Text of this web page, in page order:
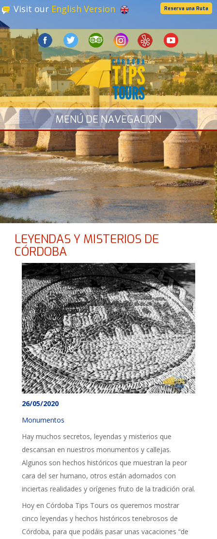
Visit our English Version Reserva una Ruta
LEYENDAS Y MISTERIOS DE
CÓRDOBA
26/05/2020
Monumentos
Hay muchos secretos, leyendas y misterios que
descansan en nuestros monumentos y callejas.
Algunos son hechos históricos que muestran la peor
cara del ser humano, otros están adornados con
inciertas realidades y orígenes fruto de la tradición oral.
Hoy en Córdoba Tips Tours os queremos mostrar
cinco leyendas y hechos históricos tenebrosos de
Córdoba, para que podáis pasar unas vacaciones “de